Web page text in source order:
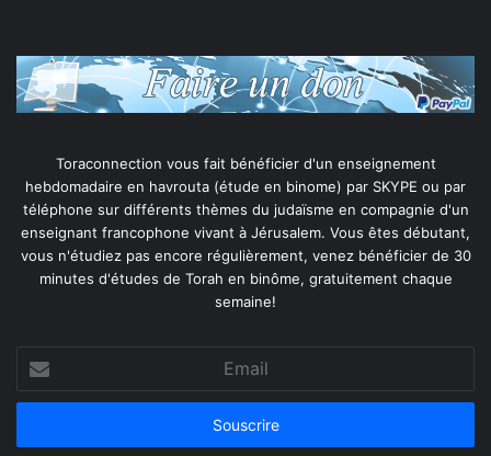
Toraconnection vous fait bénéficier d'un enseignement
hebdomadaire en havrouta (étude en binome) par SKYPE ou par
téléphone sur différents thèmes du judaïsme en compagnie d'un
enseignant francophone vivant à Jérusalem. Vous êtes débutant,
vous n'étudiez pas encore régulièrement, venez bénéficier de 30
minutes d'études de Torah en binôme, gratuitement chaque
semaine!